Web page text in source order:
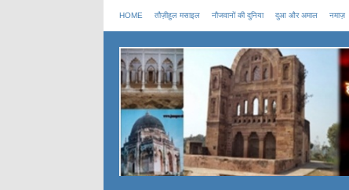
HOME तौज़ीहुल मसाइल नौजवानों की दुनिया दुआ और अमाल नमाज़